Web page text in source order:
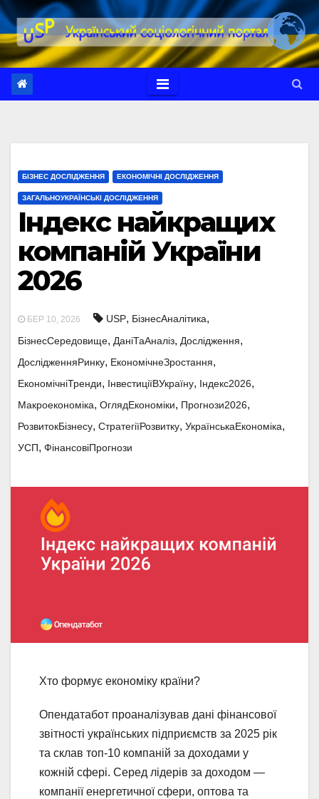
Перейти
до
вмісту
БІЗНЕС ДОСЛІДЖЕННЯ ЕКОНОМІЧНІ ДОСЛІДЖЕННЯ
ЗАГАЛЬНОУКРАЇНСЬКІ ДОСЛІДЖЕННЯ
Індекс найкращих
компаній України
2026
БЕР 10, 2026 USP, БізнесАналітика,
БізнесСередовище, ДаніТаАналіз, Дослідження,
ДослідженняРинку, ЕкономічнеЗростання,
ЕкономічніТренди, ІнвестиціїВУкраїну, Індекс2026,
Макроекономіка, ОглядЕкономіки, Прогнози2026,
РозвитокБізнесу, СтратегіїРозвитку, УкраїнськаЕкономіка,
УСП, ФінансовіПрогнози
Хто формує економіку країни?
Опендатабот проаналізував дані фінансової
звітності українських підприємств за 2025 рік
та склав топ-10 компаній за доходами у
кожній сфері. Серед лідерів за доходом —
компанії енергетичної сфери, оптова та